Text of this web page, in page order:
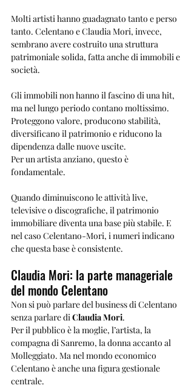
Molti artisti hanno guadagnato tanto e perso
tanto. Celentano e Claudia Mori, invece,
sembrano avere costruito una struttura
patrimoniale solida, fatta anche di immobili e
società.
Gli immobili non hanno il fascino di una hit,
ma nel lungo periodo contano moltissimo.
Proteggono valore, producono stabilità,
diversificano il patrimonio e riducono la
dipendenza dalle nuove uscite.
Per un artista anziano, questo è
fondamentale.
Quando diminuiscono le attività live,
televisive o discografiche, il patrimonio
immobiliare diventa una base più stabile. E
nel caso Celentano-Mori, i numeri indicano
che questa base è consistente.
Claudia Mori: la parte manageriale
del mondo Celentano
Non si può parlare del business di Celentano
senza parlare di Claudia Mori.
Per il pubblico è la moglie, l’artista, la
compagna di Sanremo, la donna accanto al
Molleggiato. Ma nel mondo economico
Celentano è anche una figura gestionale
centrale.